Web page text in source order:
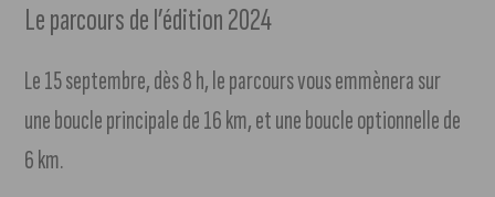
Le parcours de l’édition 2024
Le 15 septembre, dès 8 h, le parcours vous emmènera sur
une boucle principale de 16 km, et une boucle optionnelle de
6 km.